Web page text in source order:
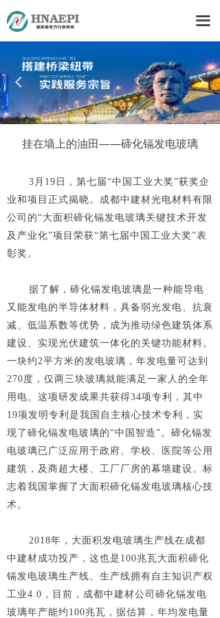
끀
首页
要闻资讯
会员之家
政策法规
下载中心
联系我们
넳 넲
3月19日，第七届“中国工业大奖”获奖企
业和项目正式揭晓。成都中建材光电材料有限
公司的“大面积碲化镉发电玻璃关键技术开发
及产业化”项目荣获“第七届中国工业大奖”表
彰奖。
据了解，碲化镉发电玻璃是一种能导电
又能发电的半导体材料，具备弱光发电、抗衰
减、低温系数等优势，成为推动绿色建筑体系
建设、实现光伏建筑一体化的关键功能材料。
一块约2平方米的发电玻璃，年发电量可达到
270度，仅两三块玻璃就能满足一家人的全年
用电。这项研发成果共获得34项专利，其中
19项发明专利是我国自主核心技术专利，实
现了碲化镉发电玻璃的“中国智造”。碲化镉发
电玻璃已广泛应用于政府、学校、医院等公用
建筑，及商超大楼、工厂厂房的幕墙建设。标
志着我国掌握了大面积碲化镉发电玻璃核心技
术。
2018年，大面积发电玻璃生产线在成都
中建材成功投产，这也是100兆瓦大面积碲化
镉发电玻璃生产线。生产线拥有自主知识产权
工业4.0，目前，成都中建材公司碲化镉发电
玻璃年产能约100兆瓦，据估算，年均发电量
挂在墙上的油田——碲化镉发电玻璃